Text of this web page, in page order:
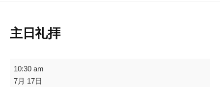
主日礼拝
主
日
10:30 am
7月 17日